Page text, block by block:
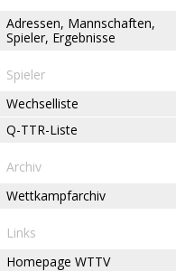
Adressen, Mannschaften,
Spieler, Ergebnisse
Spieler
Wechselliste
Q-TTR-Liste
Archiv
Wettkampfarchiv
Links
Homepage WTTV